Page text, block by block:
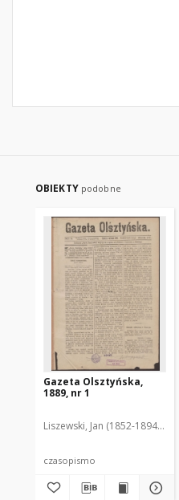
OBIEKTY podobne
Gazeta Olsztyńska,
1889, nr 1
Liszewski, Jan (1852-1894). Red.
czasopismo